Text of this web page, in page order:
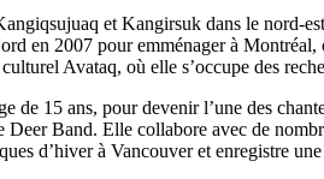
et Kangirsuk dans le nord-
en 2007 pour emménager à
Avataq, où elle s’occupe des
de 15 ans, pour devenir l’une des
Band. Elle collabore avec de
d’hiver à Vancouver et enregistre